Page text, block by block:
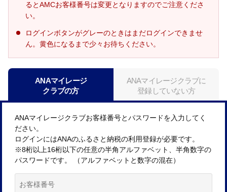
るとAMCお客様番号は変更となりますのでご注意くださ
い。
ログインボタンがグレーのときはまだログインできませ
ん。黄色になるまで少々お待ちください。
ANAマイレージ
クラブの方
ANAマイレージクラブに
登録していない方
ANAマイレージクラブお客様番号とパスワードを入力してく
ださい。
ログインにはANAのふるさと納税の利用登録が必要です。
※8桁以上16桁以下の任意の半角アルファベット、半角数字の
パスワードです。 （アルファベットと数字の混在）